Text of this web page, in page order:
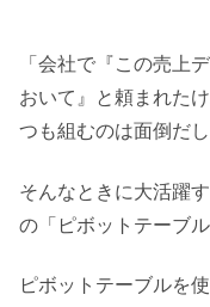
「会社で『この売上
おいて』と頼まれた
つも組むのは面倒だ
そんなときに大活躍
の「ピボットテーブル
ピボットテーブルを